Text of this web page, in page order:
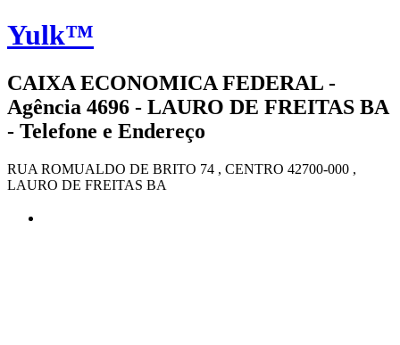
Yulk™
CAIXA ECONOMICA FEDERAL -
Agência 4696 - LAURO DE FREITAS BA
- Telefone e Endereço
RUA ROMUALDO DE BRITO 74 , CENTRO 42700-000 ,
LAURO DE FREITAS BA